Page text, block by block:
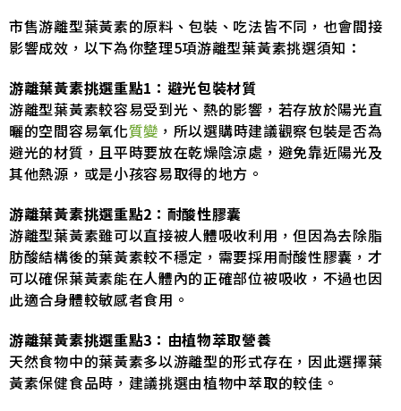
市售游離型葉黃素的原料、包裝、吃法皆不同，也會間接
影響成效，以下為你整理5項游離型葉黃素挑選須知：
游離葉黃素挑選重點1：避光包裝材質
游離型葉黃素較容易受到光、熱的影響，若存放於陽光直
曬的空間容易氧化質變 ，所以選購時建議觀察包裝是否為
避光的材質，且平時要放在乾燥陰涼處，避免靠近陽光及
其他熱源，或是小孩容易取得的地方。
游離葉黃素挑選重點2：耐酸性膠囊
游離型葉黃素雖可以直接被人體吸收利用，但因為去除脂
肪酸結構後的葉黃素較不穩定，需要採用耐酸性膠囊，才
可以確保葉黃素能在人體內的正確部位被吸收，不過也因
此適合身體較敏感者食用。
游離葉黃素挑選重點3：由植物萃取營養
天然食物中的葉黃素多以游離型的形式存在，因此選擇葉
黃素保健食品時，建議挑選由植物中萃取的較佳。